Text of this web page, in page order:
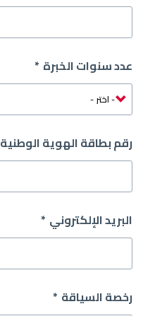
عدد سنوات الخبرة
رقم بطاقة الهوية الوطنية
البريد الإلكتروني
رخصة السياقة